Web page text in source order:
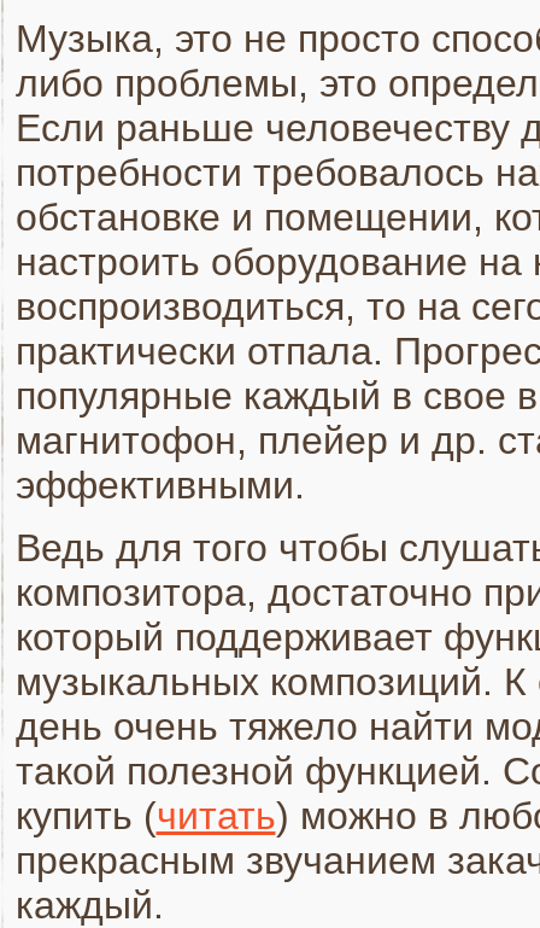
Музыка, это не просто
либо проблемы, это
Если раньше человечеству
потребности требовалось
обстановке и помещении,
настроить оборудование на
воспроизводиться, то на
практически отпала.
популярные каждый в свое
магнитофон, плейер и др.
эффективными.
Ведь для того чтобы
композитора, достаточно
который поддерживает
музыкальных композиций. К
день очень тяжело найти
такой полезной функцией.
купить (читать) можно в
прекрасным звучанием
каждый.